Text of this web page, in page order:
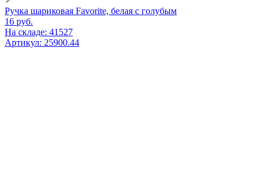
Ручка шариковая Favorite, белая с голубым
16 руб.
На складе: 41527
Артикул: 25900.44